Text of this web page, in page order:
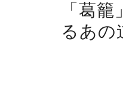
「葛
るあの